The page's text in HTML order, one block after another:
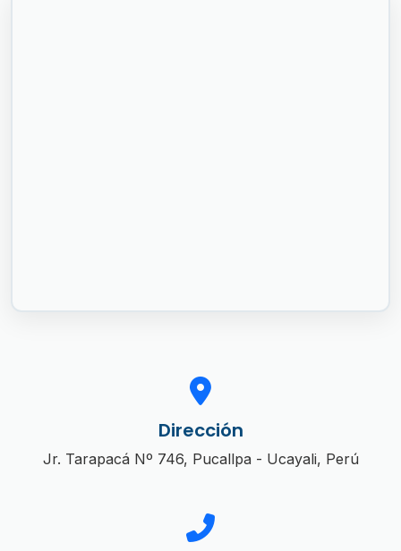
Dirección
Jr. Tarapacá Nº 746, Pucallpa - Ucayali, Perú